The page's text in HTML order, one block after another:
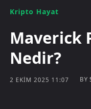
Kripto Hayat
Maverick
Nedir?
2 EKIM 2025 11:07 BY